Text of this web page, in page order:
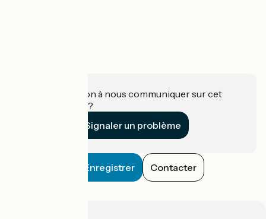
Une information à nous communiquer sur cet
établissement ?
Signaler un problème
Enregistrer Contacter